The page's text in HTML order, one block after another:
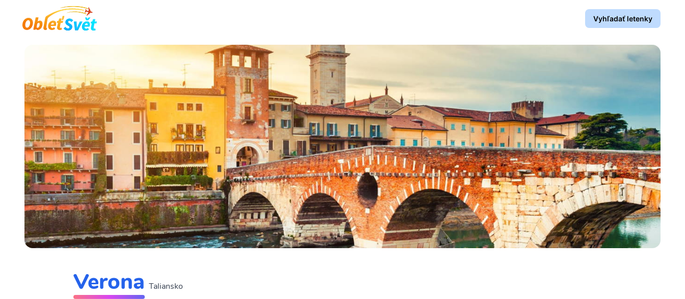
Vyhľadať letenky
Verona Taliansko